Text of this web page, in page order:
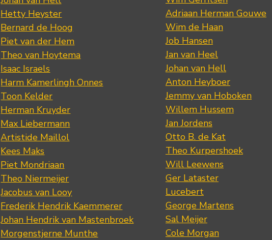
Hetty Heyster
Bernard de Hoog
Piet van der Hem
Theo van Hoytema
Isaac Israels
Harm Kamerlingh Onnes
Toon Kelder
Herman Kruyder
Max Liebermann
Artistide Maillol
Kees Maks
Piet Mondriaan
Theo Niermeijer
Jacobus van Looy
Frederik Hendrik Kaemmerer
Johan Hendrik van Mastenbroek
Morgenstjerne Munthe
Adriaan Herman Gouwe
Wim de Haan
Job Hansen
Jan van Heel
Johan van Hell
Anton Heyboer
Jemmy van Hoboken
Willem Hussem
Jan Jordens
Otto B. de Kat
Theo Kurpershoek
Will Leewens
Ger Lataster
Lucebert
George Martens
Sal Meijer
Cole Morgan